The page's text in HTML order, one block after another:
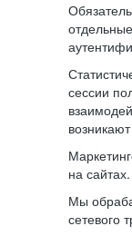
сессии
на сайтах.
Мы
сетевого